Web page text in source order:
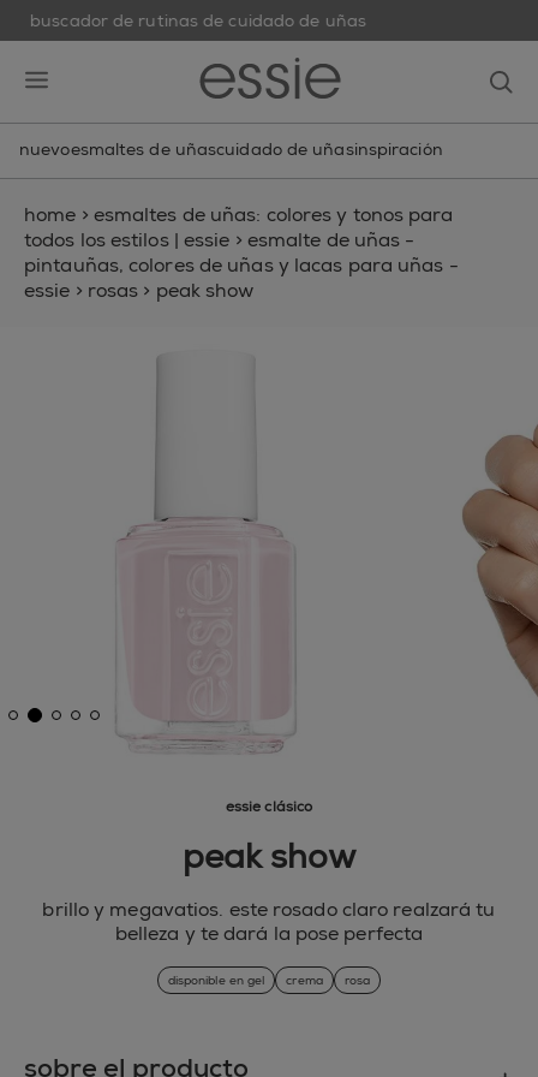
buscador de rutinas de cuidado de uñas
nuevoesmaltes de uñascuidado de uñasinspiración
home > esmaltes de uñas: colores y tonos para
todos los estilos | essie > esmalte de uñas -
pintauñas, colores de uñas y lacas para uñas -
essie > rosas > peak show
essie clásico
peak show
brillo y megavatios. este rosado claro realzará tu
belleza y te dará la pose perfecta
disponible en gel crema rosa
sobre el producto